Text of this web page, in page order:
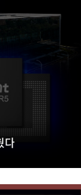
다